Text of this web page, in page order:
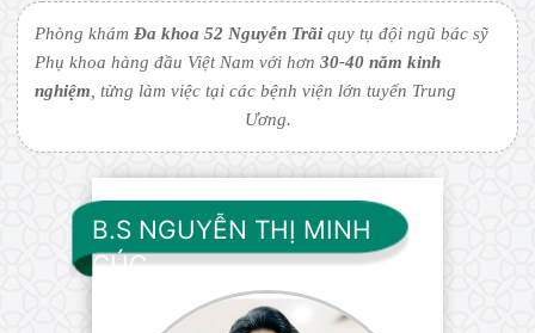
Phòng khámĐa khoa 52 Nguyễn Trãi quy tụ đội ngũ bác sỹ
Phụ khoa hàng đầu Việt Nam với hơn30-40 năm kinh
nghiệm , từng làm việc tại các bệnh viện lớn tuyến Trung
Ương.
B.S NGUYỄN THỊ MINH
CÚC